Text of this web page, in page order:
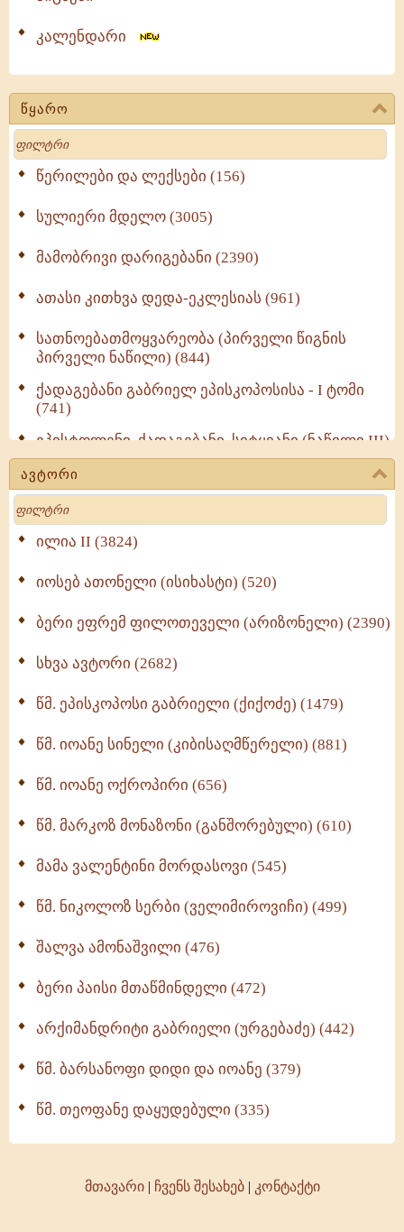
კალენდარი
წყარო
Search
წერილები და ლექსები (156)
სულიერი მდელო (3005)
მამობრივი დარიგებანი (2390)
ათასი კითხვა დედა-ეკლესიას (961)
სათნოებათმოყვარეობა (პირველი წიგნის
პირველი ნაწილი) (844)
ქადაგებანი გაბრიელ ეპისკოპოსისა - I ტომი
(741)
ეპისტოლენი, ქადაგებანი, სიტყვანი (ნაწილი III)
(723)
მოძღვრის ძალზე სასარგებლო რჩევები
მრევლისათვის (545)
Wisdomge (514)
ქადაგებანი გაბრიელ ეპისკოპოსისა - II ტომი
სულიერი ცხოვრების სახელმძღვანელო -
ნაწილი II (369)
ავტორი
Search
ილია II (3824)
იოსებ ათონელი (ისიხასტი) (520)
ბერი ეფრემ ფილოთეველი (არიზონელი) (2390)
სხვა ავტორი (2682)
წმ. ეპისკოპოსი გაბრიელი (ქიქოძე) (1479)
წმ. იოანე სინელი (კიბისაღმწერელი) (881)
წმ. იოანე ოქროპირი (656)
წმ. მარკოზ მონაზონი (განშორებული) (610)
მამა ვალენტინი მორდასოვი (545)
წმ. ნიკოლოზ სერბი (ველიმიროვიჩი) (499)
შალვა ამონაშვილი (476)
ბერი პაისი მთაწმინდელი (472)
არქიმანდრიტი გაბრიელი (ურგებაძე) (442)
წმ. ბარსანოფი დიდი და იოანე (379)
წმ. თეოფანე დაყუდებული (335)
მთავარი| ჩვენს შესახებ| კონტაქტი